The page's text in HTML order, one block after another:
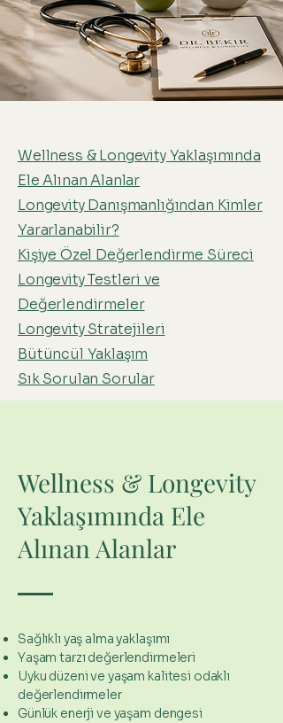
Wellness & Longevity Yaklaşımında
Ele Alınan Alanlar
Longevity Danışmanlığından Kimler
Yararlanabilir?
Kişiye Özel Değerlendirme Süreci
Longevity Testleri ve
Değerlendirmeler
Longevity Stratejileri
Bütüncül Yaklaşım
Sık Sorulan Sorular
Wellness & Longevity
Yaklaşımında Ele
Alınan Alanlar
Sağlıklı yaş alma yaklaşımı
Yaşam tarzı değerlendirmeleri
Uyku düzeni ve yaşam kalitesi odaklı
değerlendirmeler
Günlük enerji ve yaşam dengesi